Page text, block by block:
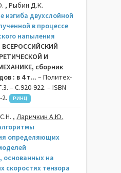
, Рыбин Д.К.
изгиба двухслойной
в процессе
напыления
ВСЕРОССИЙСКИЙ
И
сборник
: в 4 т... – Политех-
– C.920-922. – ISBN
РИНЦ
,Ларичкин А.Ю.
определяющих
основанных на
скоростях тензора